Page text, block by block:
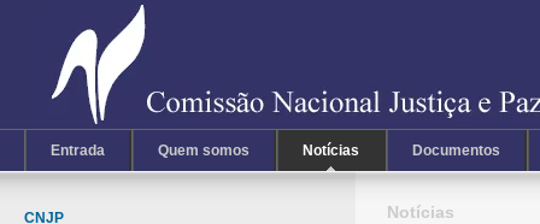
Entrada Quem somos Notícias Documentos
Notícias
CNJP